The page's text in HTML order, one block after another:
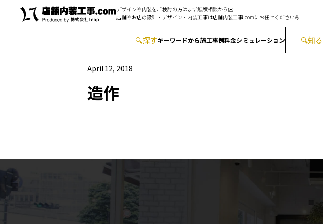
デザインや内装をご検討の方はまず無積相談から✉️
店舗やお店の設計・デザイン・内装工事は店舗内装工事.comにお任せください💪
🔍︎探すキーワードから施工事例料金シミュレーション 🔍知る
April 12, 2018
造作